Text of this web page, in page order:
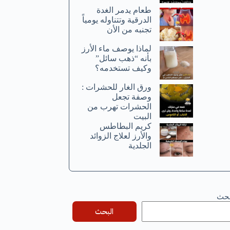
طعام يدمر الغدة
الدرقية وتتناوله يومياً
تجنبه من الأن
لماذا يوصف ماء الأرز
بأنه “ذهب سائل”
وكيف تستخدمه؟
ورق الغار للحشرات :
وصفة تجعل
الحشرات تهرب من
البيت
كريم البطاطس
والأرز لعلاج الزوائد
الجلدية
البحث